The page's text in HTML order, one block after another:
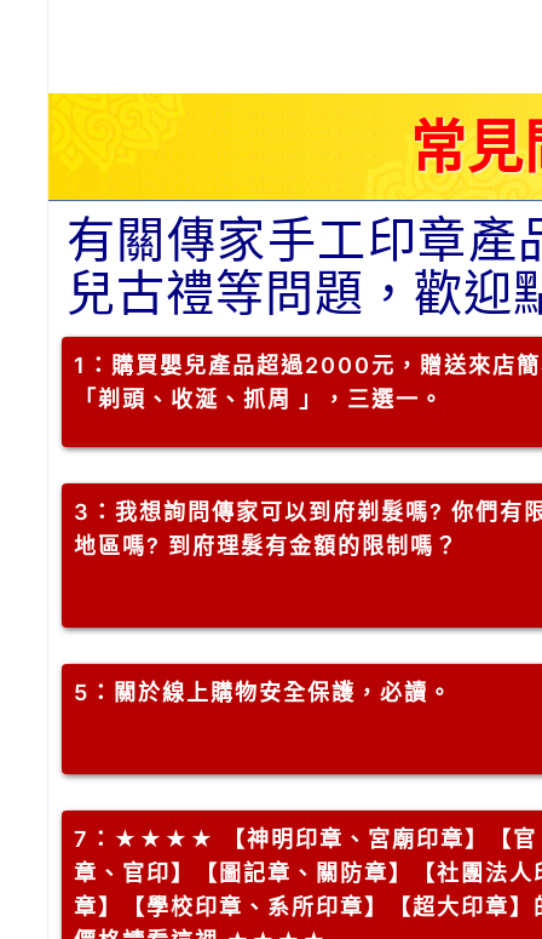
常
有關傳家手工印章產
兒古禮等問題，歡迎
1 ：購買嬰兒產品超過2000元，贈送來店
「剃頭、收涎、抓周 」，三選一。
3 ：我想詢問傳家可以到府剃髮嗎? 你們有
地區嗎? 到府理髮有金額的限制嗎？
5 ：關於線上購物安全保護，必讀。
7 ：★★★★ 【神明印章、宮廟印章】【官
章、官印】【圖記章、關防章】【社團法人
章】【學校印章、系所印章】【超大印章】